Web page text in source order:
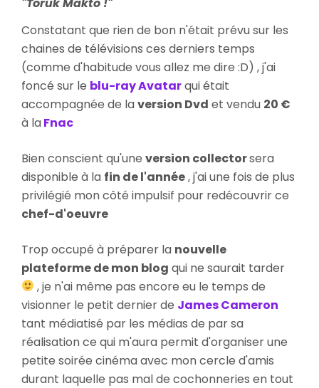
Cameron
en
Ray
Constatant que rien de bon n'était prévu sur les
chaines de télévisions ces derniers temps
(comme d'habitude vous allez me dire :D) , j'ai
foncé sur le blu-ray Avatarqui était
accompagnée de laversion Dvd et vendu 20 €
à laFnac
Bien conscient qu'une version collectorsera
disponible à la fin de l'année, j'ai une fois de plus
privilégié mon côté impulsif pour redécouvrir ce
chef-d'oeuvre
Trop occupé à préparer la nouvelle
plateforme de mon blog qui ne saurait tarder
, je n'ai même pas encore eu le temps de
visionner le petit dernier de James Cameron
tant médiatisé par les médias de par sa
réalisation ce qui m'aura permit d'organiser une
petite soirée cinéma avec mon cercle d'amis
durant laquelle pas mal de cochonneries en tout